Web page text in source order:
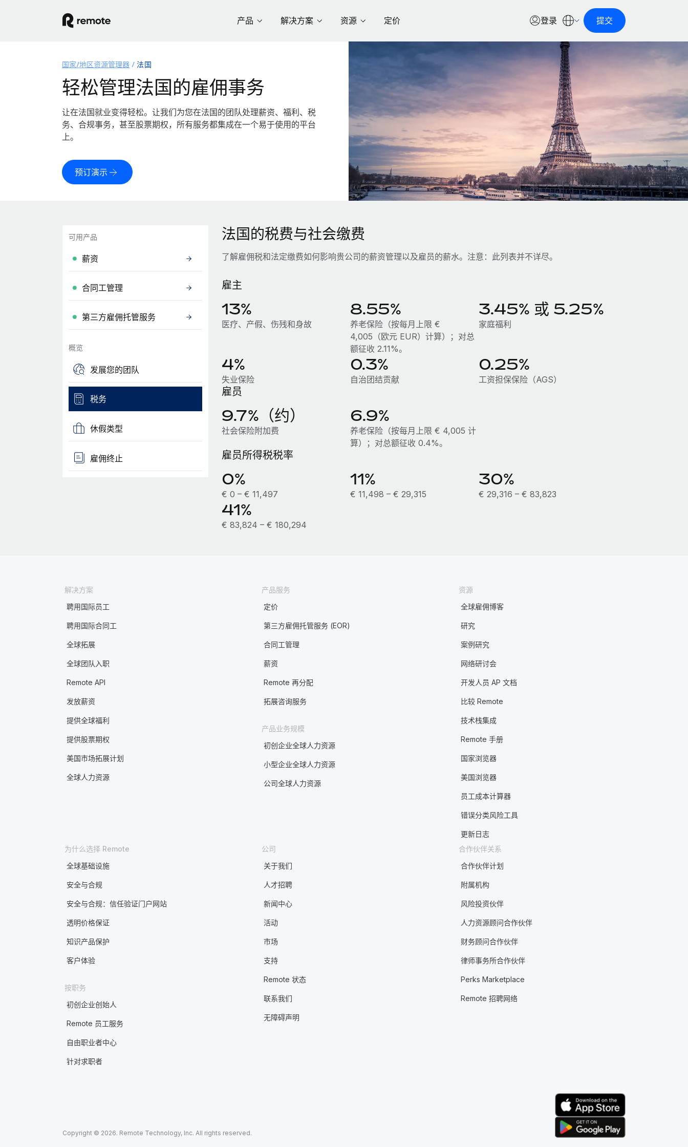
产品 解决方案 资源 定价 登录 提交
国家/地区资源管理器 法国
轻松管理法国的雇佣事务
让在法国就业变得轻松。让我们为您在法国的团队处理薪资、福利、税
务、合规事务，甚至股票期权，所有服务都集成在一个易于使用的平台
上。
预订演示
可用产品
薪资
合同工管理
第三方雇佣托管服务
概览
发展您的团队
税务
休假类型
雇佣终止
法国的税费与社会缴费
了解雇佣税和法定缴费如何影响贵公司的薪资管理以及雇员的薪水。注意：此列表并不详尽。
雇主
13%
医疗、产假、伤残和身故
8.55%
养老保险（按每月上限 €
4,005（欧元 EUR）计算）；对总
额征收 2.11%。
3.45% 或 5.25%
家庭福利
4%
失业保险
0.3%
自治团结贡献
0.25%
工资担保保险（AGS）
雇员
9.7%（约）
社会保险附加费
6.9%
养老保险（按每月上限 € 4,005 计
算）；对总额征收 0.4%。
雇员所得税税率
0%
€ 0 – € 11,497
11%
€ 11,498 – € 29,315
30%
€ 29,316 – € 83,823
41%
€ 83,824 – € 180,294
解决方案
聘用国际员工
聘用国际合同工
全球拓展
全球团队入职
Remote API
发放薪资
提供全球福利
提供股票期权
美国市场拓展计划
全球人力资源
产品服务
定价
第三方雇佣托管服务 (EOR)
合同工管理
薪资
Remote 再分配
拓展咨询服务
产品业务规模
初创企业全球人力资源
小型企业全球人力资源
公司全球人力资源
资源
全球雇佣博客
研究
案例研究
网络研讨会
开发人员 AP 文档
比较 Remote
技术栈集成
Remote 手册
国家浏览器
美国浏览器
员工成本计算器
错误分类风险工具
更新日志
为什么选择 Remote
全球基础设施
安全与合规
安全与合规：信任验证门户网站
透明价格保证
知识产品保护
客户体验
按职务
初创企业创始人
Remote 员工服务
自由职业者中心
针对求职者
公司
关于我们
人才招聘
新闻中心
活动
市场
支持
Remote 状态
联系我们
无障碍声明
合作伙伴关系
合作伙伴计划
附属机构
风险投资伙伴
人力资源顾问合作伙伴
财务顾问合作伙伴
律师事务所合作伙伴
Perks Marketplace
Remote 招聘网络
Copyright © 2026. Remote Technology, Inc. All rights reserved.